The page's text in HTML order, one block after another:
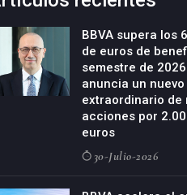
BBVA supera los
de euros de
semestre de
anuncia un
extraordinario de
acciones por
euros
30-Julio-2026